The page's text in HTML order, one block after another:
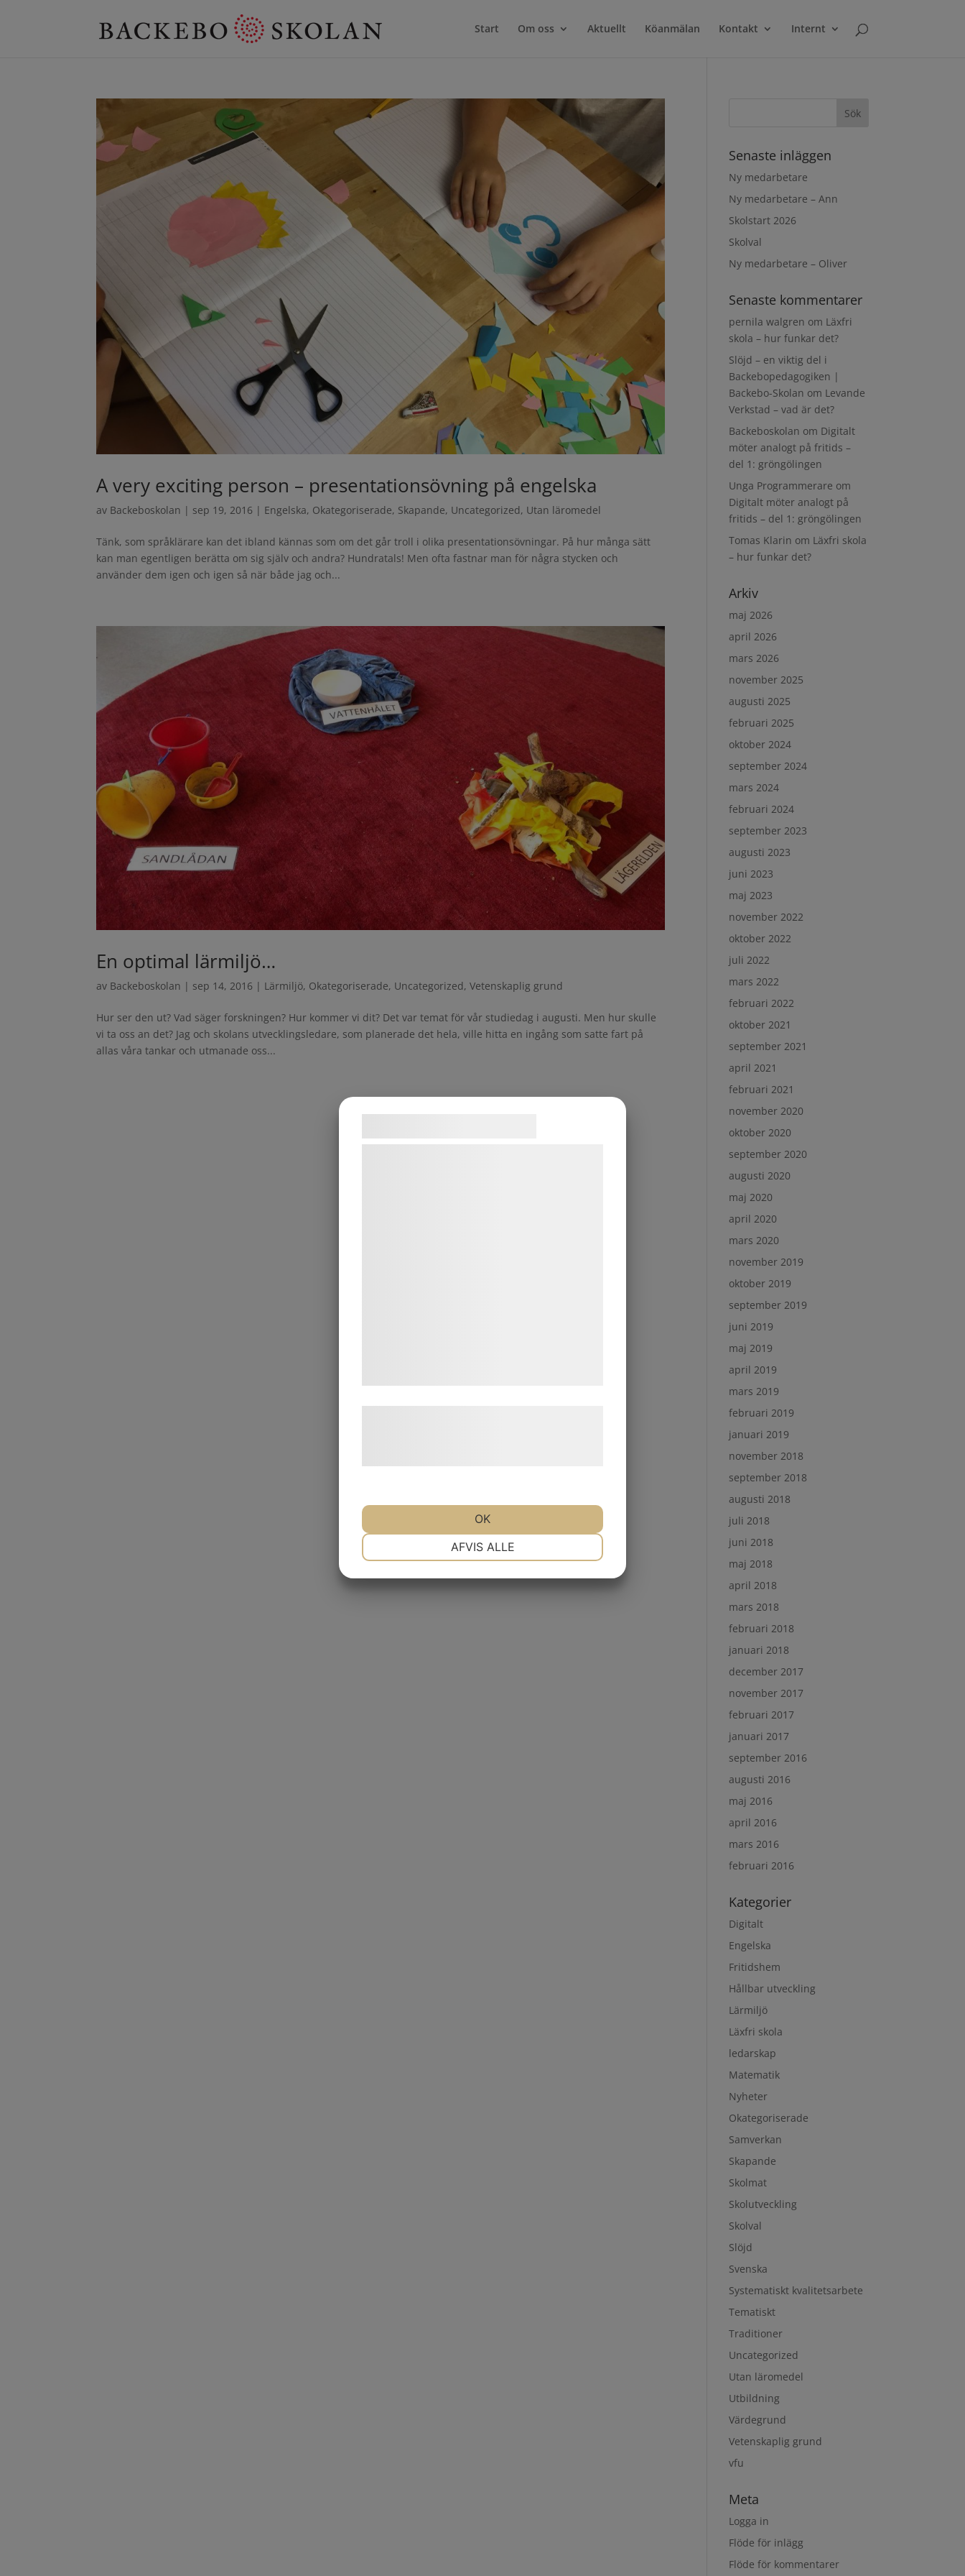
Start Om oss Aktuellt Köanmälan Kontakt Internt
A very exciting person – presentationsövning på engelska
av Backeboskolan | sep 19, 2016 | Engelska, Okategoriserade, Skapande, Uncategorized, Utan läromedel
Tänk, som språklärare kan det ibland kännas som om det går troll i olika presentationsövningar. På hur många sätt
kan man egentligen berätta om sig själv och andra? Hundratals! Men ofta fastnar man för några stycken och
använder dem igen och igen så när både jag och...
En optimal lärmiljö…
av Backeboskolan | sep 14, 2016 | Lärmiljö, Okategoriserade, Uncategorized,Vetenskaplig grund
Hur ser den ut? Vad säger forskningen? Hur kommer vi dit? Det var temat för vår studiedag i augusti. Men hur skulle
vi ta oss an det? Jag och skolans utvecklingsledare, som planerade det hela, ville hitta en ingång som satte fart på
allas våra tankar och utmanade oss...
Senaste inläggen
Ny medarbetare
Ny medarbetare – Ann
Skolstart 2026
Skolval
Ny medarbetare – Oliver
Senaste kommentarer
pernila walgren om Läxfri
skola – hur funkar det?
Slöjd – en viktig del i
Backebopedagogiken |
Backebo-Skolan om Levande
Verkstad – vad är det?
Backeboskolan om Digitalt
möter analogt på fritids –
del 1: gröngölingen
Unga Programmerare om
Digitalt möter analogt på
fritids – del 1: gröngölingen
Tomas Klarin om Läxfri skola
– hur funkar det?
Arkiv
maj 2026
april 2026
mars 2026
november 2025
augusti 2025
februari 2025
oktober 2024
september 2024
mars 2024
februari 2024
september 2023
augusti 2023
juni 2023
maj 2023
november 2022
oktober 2022
juli 2022
mars 2022
februari 2022
oktober 2021
september 2021
april 2021
februari 2021
november 2020
oktober 2020
september 2020
augusti 2020
maj 2020
april 2020
mars 2020
november 2019
oktober 2019
september 2019
juni 2019
maj 2019
april 2019
mars 2019
februari 2019
januari 2019
november 2018
september 2018
augusti 2018
juli 2018
juni 2018
maj 2018
april 2018
mars 2018
februari 2018
januari 2018
december 2017
november 2017
februari 2017
januari 2017
september 2016
augusti 2016
maj 2016
april 2016
mars 2016
februari 2016
Kategorier
Digitalt
Engelska
Fritidshem
Hållbar utveckling
Lärmiljö
Läxfri skola
ledarskap
Matematik
Nyheter
Okategoriserade
Samverkan
Skapande
Skolmat
Skolutveckling
Skolval
Slöjd
Svenska
Systematiskt kvalitetsarbete
Tematiskt
Traditioner
Uncategorized
Utan läromedel
Utbildning
Värdegrund
Vetenskaplig grund
vfu
Meta
Logga in
Flöde för inlägg
Flöde för kommentarer
AFVIS ALLE
OK